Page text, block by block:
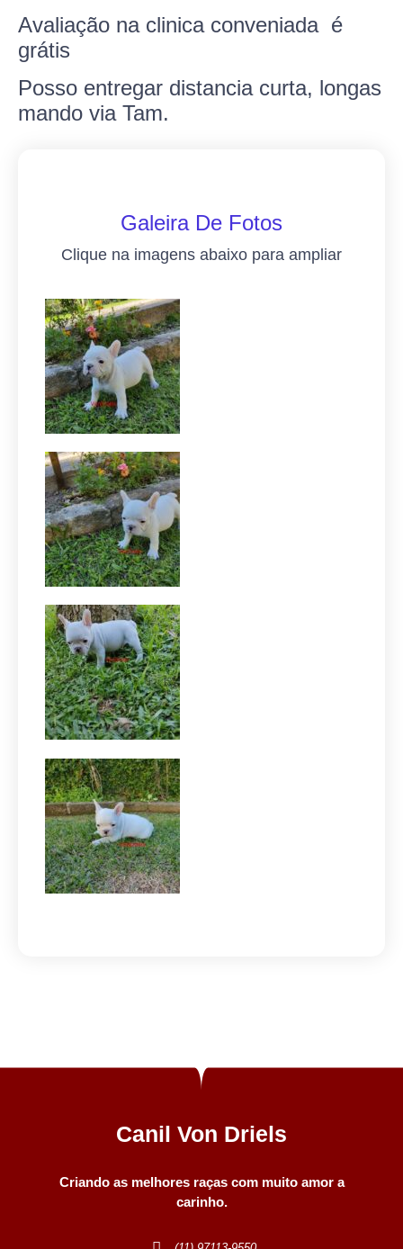
Avaliação na clinica conveniada é
grátis
Posso entregar distancia curta, longas
mando via Tam.
Galeira De Fotos
Clique na imagens abaixo para ampliar
Canil Von Driels
Criando as melhores raças com muito amor a
carinho.